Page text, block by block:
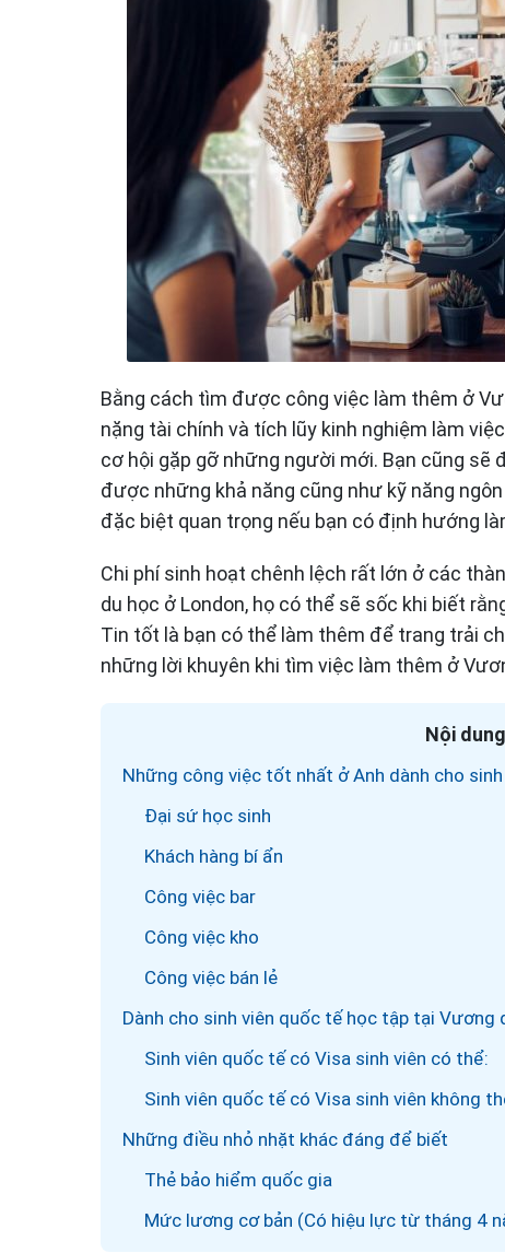
Bằng cách tìm được công việc làm thêm ở
nặng tài chính và tích lũy kinh nghiệm làm
cơ hội gặp gỡ những người mới. Bạn cũng
được những khả năng cũng như kỹ năng
đặc biệt quan trọng nếu bạn có định hướng
Chi phí sinh hoạt chênh lệch rất lớn ở các
du học ở London, họ có thể sẽ sốc khi biết
Tin tốt là bạn có thể làm thêm để trang trải
những lời khuyên khi tìm việc làm thêm ở
Nội
Những công việc tốt nhất ở Anh dành cho
Đại sứ học sinh
Khách hàng bí ẩn
Công việc bar
Công việc kho
Công việc bán lẻ
Dành cho sinh viên quốc tế học tập tại Vương
Sinh viên quốc tế có Visa sinh viên có thể:
Sinh viên quốc tế có Visa sinh viên không
Những điều nhỏ nhặt khác đáng để biết
Thẻ bảo hiểm quốc gia
Mức lương cơ bản (Có hiệu lực từ tháng 4